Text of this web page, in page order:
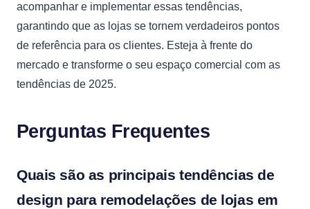
acompanhar e implementar essas tendências,
garantindo que as lojas se tornem verdadeiros pontos
de referência para os clientes. Esteja à frente do
mercado e transforme o seu espaço comercial com as
tendências de 2025.
Perguntas Frequentes
Quais são as principais tendências de
design para remodelações de lojas em